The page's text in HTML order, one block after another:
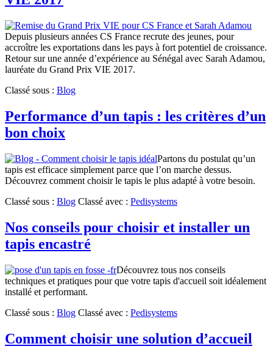
Depuis plusieurs années CS France recrute des jeunes, pour
accroître les exportations dans les pays à fort potentiel de croissance.
Retour sur une année d’expérience au Sénégal avec Sarah Adamou,
lauréate du Grand Prix VIE 2017.
Classé sous : Blog
Performance d’un tapis : les critères d’un
bon choix
Partons du postulat qu’un
tapis est efficace simplement parce que l’on marche dessus.
Découvrez comment choisir le tapis le plus adapté à votre besoin.
Classé sous : Blog Classé avec : Pedisystems
Nos conseils pour choisir et installer un
tapis encastré
Découvrez tous nos conseils
techniques et pratiques pour que votre tapis d'accueil soit idéalement
installé et performant.
Classé sous : Blog Classé avec : Pedisystems
Comment choisir une solution d’accueil